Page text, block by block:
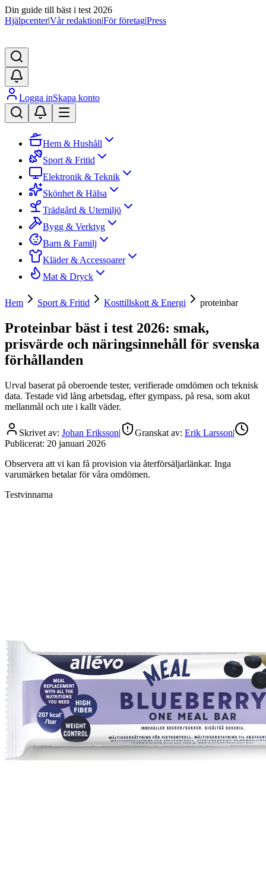
Din guide till bäst i test 2026
Hjälpcenter|Vår redaktion|För företag|Press
Logga inSkapa konto
Hem & Hushåll
Sport & Fritid
Elektronik & Teknik
Skönhet & Hälsa
Trädgård & Utemiljö
Bygg & Verktyg
Barn & Familj
Kläder & Accessoarer
Mat & Dryck
Hem Sport & Fritid Kosttillskott & Energi proteinbar
Proteinbar bäst i test 2026: smak,
prisvärde och näringsinnehåll för svenska
förhållanden
Urval baserat på oberoende tester, verifierade omdömen och teknisk
data. Testade vid lång arbetsdag, efter gympass, på resa, som akut
mellanmål och ute i kallt väder.
Skrivet av: Johan Eriksson| Granskat av: Erik Larsson|
Publicerat: 20 januari 2026
Observera att vi kan få provision via återförsäljarlänkar. Inga
varumärken betalar för våra omdömen.
Testvinnarna